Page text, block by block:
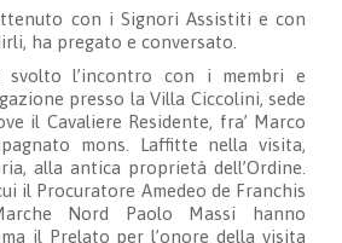
con i Signori Assistiti e con
ha pregato e conversato.
l’incontro con i membri e
presso la Villa Ciccolini, sede
il Cavaliere Residente, fra’ Marco
mons. Laffitte nella visita,
alla antica proprietà dell’Ordine.
il Procuratore Amedeo de Franchis
Nord Paolo Massi hanno
il Prelato per l’onore della visita